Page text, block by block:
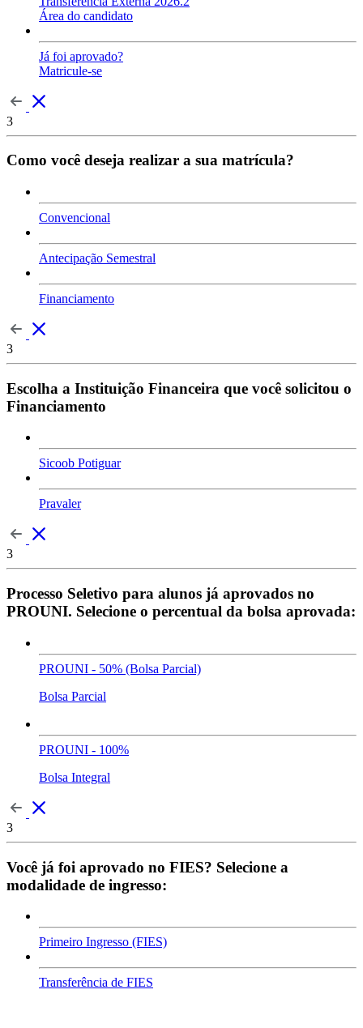
Área do candidato
Já foi aprovado?
Matricule-se
3
Como você deseja realizar a sua matrícula?
Convencional
Antecipação Semestral
Financiamento
3
Escolha a Instituição Financeira que você solicitou o
Financiamento
Sicoob Potiguar
Pravaler
3
Processo Seletivo para alunos já aprovados no
PROUNI. Selecione o percentual da bolsa aprovada:
PROUNI - 50% (Bolsa Parcial)
Bolsa Parcial
PROUNI - 100%
Bolsa Integral
3
Você já foi aprovado no FIES? Selecione a
modalidade de ingresso:
Primeiro Ingresso (FIES)
Transferência de FIES